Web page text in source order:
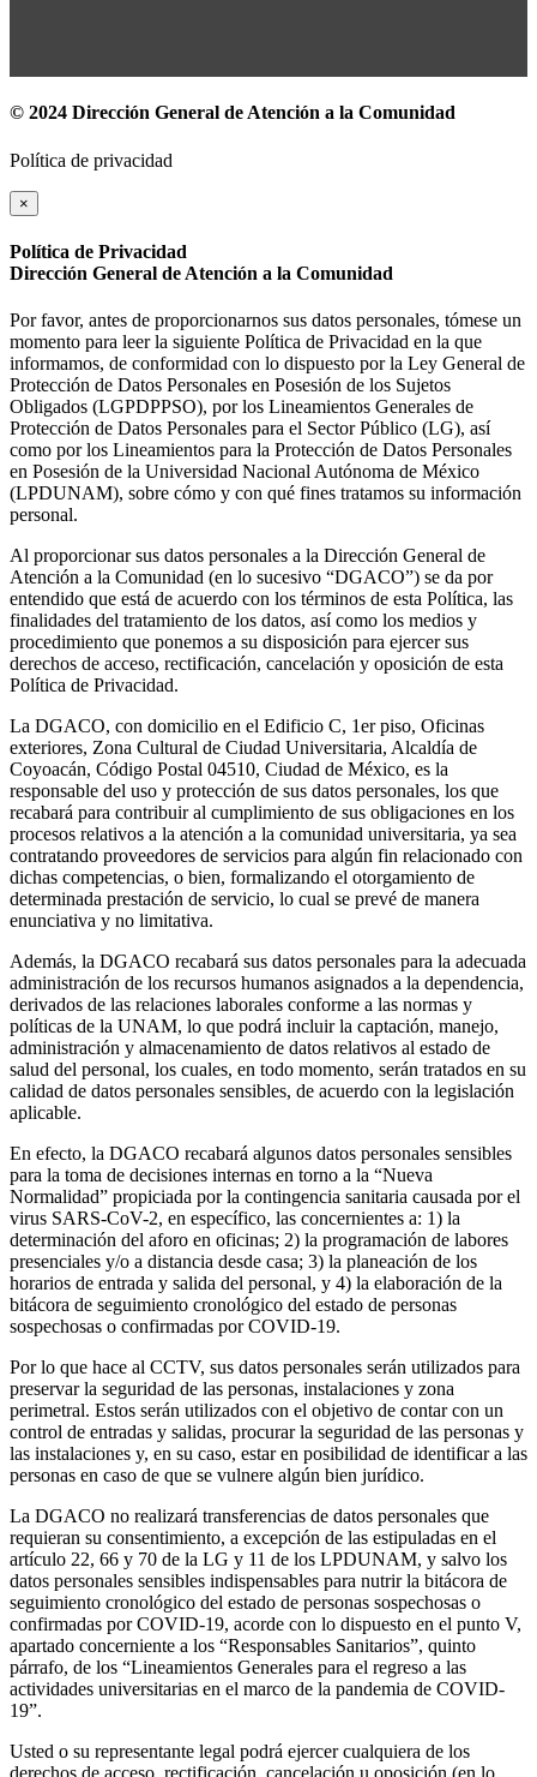
© 2024 Dirección General de Atención a la Comunidad
Política de privacidad
×
Política de Privacidad
Dirección General de Atención a la Comunidad
Por favor, antes de proporcionarnos sus datos personales, tómese un
momento para leer la siguiente Política de Privacidad en la que
informamos, de conformidad con lo dispuesto por la Ley General de
Protección de Datos Personales en Posesión de los Sujetos
Obligados (LGPDPPSO), por los Lineamientos Generales de
Protección de Datos Personales para el Sector Público (LG), así
como por los Lineamientos para la Protección de Datos Personales
en Posesión de la Universidad Nacional Autónoma de México
(LPDUNAM), sobre cómo y con qué fines tratamos su información
personal.
Al proporcionar sus datos personales a la Dirección General de
Atención a la Comunidad (en lo sucesivo “DGACO”) se da por
entendido que está de acuerdo con los términos de esta Política, las
finalidades del tratamiento de los datos, así como los medios y
procedimiento que ponemos a su disposición para ejercer sus
derechos de acceso, rectificación, cancelación y oposición de esta
Política de Privacidad.
La DGACO, con domicilio en el Edificio C, 1er piso, Oficinas
exteriores, Zona Cultural de Ciudad Universitaria, Alcaldía de
Coyoacán, Código Postal 04510, Ciudad de México, es la
responsable del uso y protección de sus datos personales, los que
recabará para contribuir al cumplimiento de sus obligaciones en los
procesos relativos a la atención a la comunidad universitaria, ya sea
contratando proveedores de servicios para algún fin relacionado con
dichas competencias, o bien, formalizando el otorgamiento de
determinada prestación de servicio, lo cual se prevé de manera
enunciativa y no limitativa.
Además, la DGACO recabará sus datos personales para la adecuada
administración de los recursos humanos asignados a la dependencia,
derivados de las relaciones laborales conforme a las normas y
políticas de la UNAM, lo que podrá incluir la captación, manejo,
administración y almacenamiento de datos relativos al estado de
salud del personal, los cuales, en todo momento, serán tratados en su
calidad de datos personales sensibles, de acuerdo con la legislación
aplicable.
En efecto, la DGACO recabará algunos datos personales sensibles
para la toma de decisiones internas en torno a la “Nueva
Normalidad” propiciada por la contingencia sanitaria causada por el
virus SARS-CoV-2, en específico, las concernientes a: 1) la
determinación del aforo en oficinas; 2) la programación de labores
presenciales y/o a distancia desde casa; 3) la planeación de los
horarios de entrada y salida del personal, y 4) la elaboración de la
bitácora de seguimiento cronológico del estado de personas
sospechosas o confirmadas por COVID-19.
Por lo que hace al CCTV, sus datos personales serán utilizados para
preservar la seguridad de las personas, instalaciones y zona
perimetral. Estos serán utilizados con el objetivo de contar con un
control de entradas y salidas, procurar la seguridad de las personas y
las instalaciones y, en su caso, estar en posibilidad de identificar a las
personas en caso de que se vulnere algún bien jurídico.
La DGACO no realizará transferencias de datos personales que
requieran su consentimiento, a excepción de las estipuladas en el
artículo 22, 66 y 70 de la LG y 11 de los LPDUNAM, y salvo los
datos personales sensibles indispensables para nutrir la bitácora de
seguimiento cronológico del estado de personas sospechosas o
confirmadas por COVID-19, acorde con lo dispuesto en el punto V,
apartado concerniente a los “Responsables Sanitarios”, quinto
párrafo, de los “Lineamientos Generales para el regreso a las
actividades universitarias en el marco de la pandemia de COVID-
19”.
Usted o su representante legal podrá ejercer cualquiera de los